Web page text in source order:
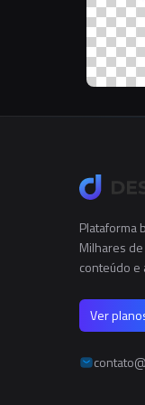
Plataforma
Milhares
conteúdo e
Ver